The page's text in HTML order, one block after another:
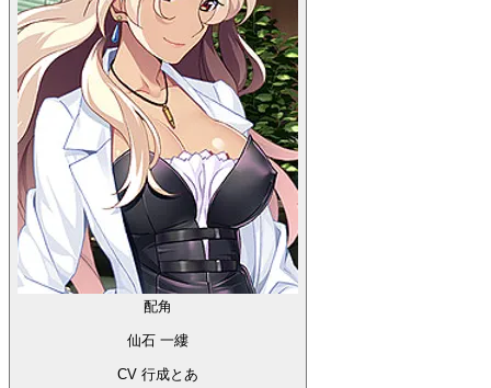
配角
仙石 一縷
CV 行成とあ